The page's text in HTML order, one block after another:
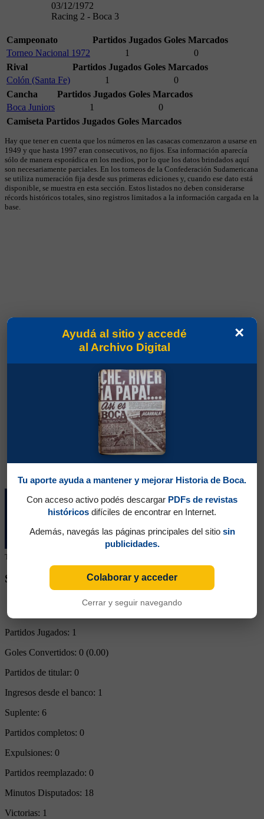
03/12/1972
Racing 2 - Boca 3
Campeonato Partidos Jugados Goles Marcados
Torneo Nacional 1972
1
0
Rival
Partidos Jugados Goles Marcados
Colón (Santa Fe)
1
0
Cancha
Partidos Jugados Goles Marcados
Boca Juniors
1
0
Camiseta Partidos Jugados Goles Marcados
Hay que tener en cuenta que los números en las casacas comenzaron a usarse en
1949 y que hasta 1997 eran consecutivos, no fijos. Esa información aparecía
sólo de manera esporádica en los medios, por lo que los datos brindados aquí
son necesariamente parciales. En los torneos de la Confederación Sudamericana
se utiliza numeración fija desde sus primeras ediciones y, cuando ese dato está
disponible, se muestra en esta sección. Estos listados no deben considerarse
récords históricos totales, sino registros limitados a la información cargada en la
base.
Tu colaboración ayuda a mantener este archivo histórico en línea
SEGUINOS EN REDES SOCIALES
Partidos Jugados: 1
Goles Convertidos: 0 (0.00)
Partidos de titular: 0
Ingresos desde el banco: 1
Suplente: 6
Partidos completos: 0
Expulsiones: 0
Partidos reemplazado: 0
Minutos Disputados: 18
Victorias: 1
×
Ayudá al sitio y accedé
al Archivo Digital
Tu aporte ayuda a mantener y mejorar Historia de Boca.
Con acceso activo podés descargar PDFs de revistas
históricos difíciles de encontrar en Internet.
Además, navegás las páginas principales del sitio sin
publicidades.
Colaborar y acceder
Cerrar y seguir navegando